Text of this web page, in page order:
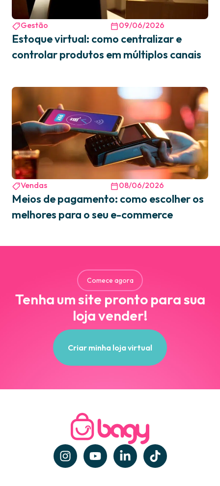
Gestão 09/06/2026
Estoque virtual: como centralizar e
controlar produtos em múltiplos canais
Vendas 08/06/2026
Meios de pagamento: como escolher os
melhores para o seu e-commerce
Comece agora
Tenha um site pronto para sua
loja vender!
Criar minha loja virtual